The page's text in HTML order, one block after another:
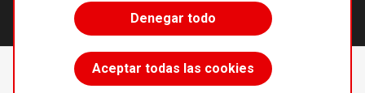
Denegar todo
Aceptar todas las cookies
Accede sin límites
desde 55 €/año
Suscríbete